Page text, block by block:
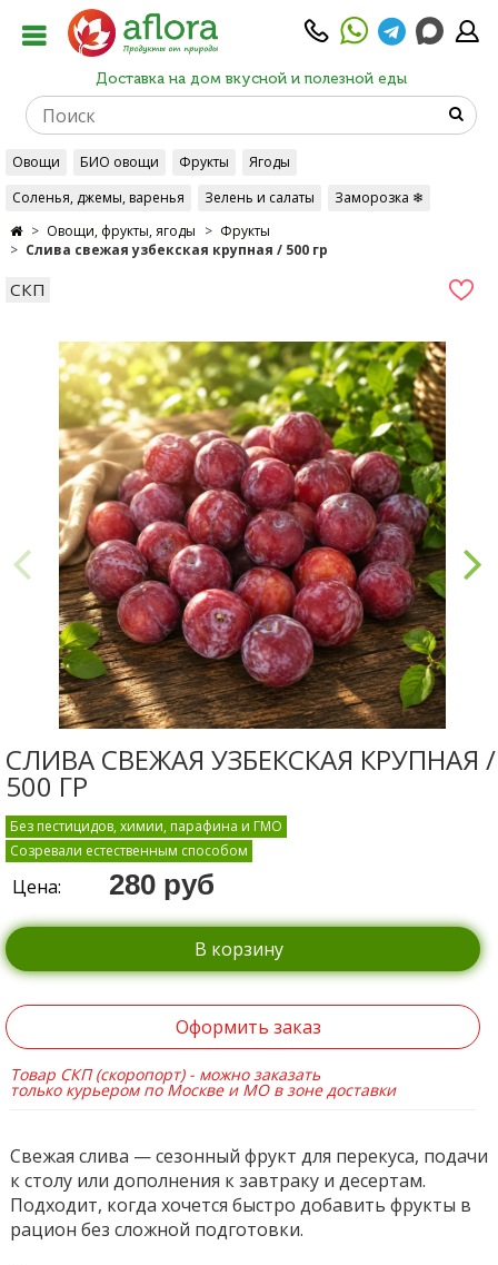
Доставка на дом вкусной и полезной еды
Овощи БИО овощи Фрукты
Ягоды
Соленья, джемы, варенья
Зелень и салаты
Заморозка ❄
Овощи, фрукты, ягоды
Фрукты
Слива свежая узбекская крупная / 500 гр
СКП
СЛИВА СВЕЖАЯ УЗБЕКСКАЯ КРУПНАЯ /
500 ГР
Без пестицидов, химии, парафина и ГМО
Созревали естественным способом
Цена: 280 руб
В корзину
Оформить заказ
Товар СКП (скоропорт) - можно заказать
только курьером по Москве и МО в зоне доставки
Свежая слива — сезонный фрукт для перекуса, подачи
к столу или дополнения к завтраку и десертам.
Подходит, когда хочется быстро добавить фрукты в
рацион без сложной подготовки.